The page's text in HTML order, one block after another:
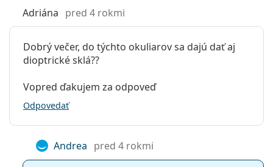
handrička:
Áno
Typ:
Unisex
Kategória:
Značka:
Ray-Ban
Adriána pred 4 rokmi
Dobrý večer, do týchto okuliarov sa dajú dať aj
dioptrické sklá??
Vopred ďakujem za odpoveď
Odpovedať
Andrea pred 4 rokmi